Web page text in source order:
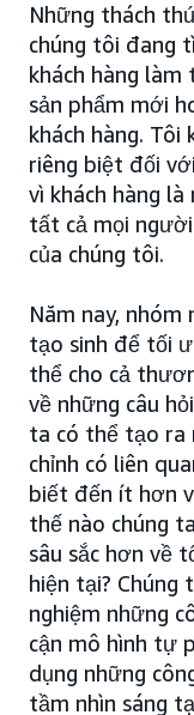
Những thách
chúng tôi đang
khách hàng
sản phẩm mới
khách hàng. Tôi
riêng biệt đối
vì khách hàng
tất cả mọi
của chúng tôi.
Năm nay, nhóm
tạo sinh để tối
thể cho cả
về những câu
ta có thể tạo ra
chỉnh có liên
biết đến ít hơn
thế nào chúng
sâu sắc hơn về
hiện tại?
nghiệm những
cận mô hình tự
dụng những
tầm nhìn sáng